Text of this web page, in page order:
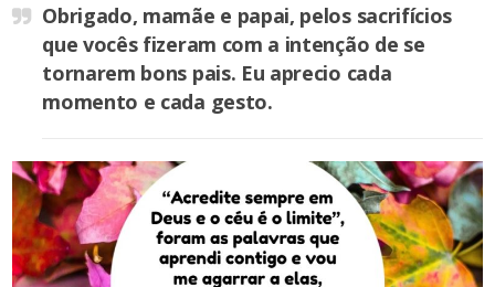
Obrigado, mamãe e papai, pelos sacrifícios
que vocês fizeram com a intenção de se
tornarem bons pais. Eu aprecio cada
momento e cada gesto.